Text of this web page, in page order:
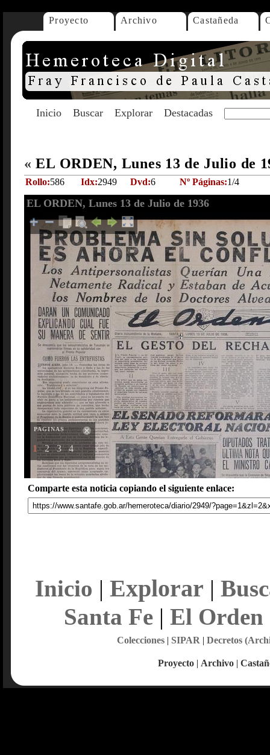
Proyecto Archivo Castañeda
Inicio Buscar Explorar Destacadas
« EL ORDEN, Lunes 13 de Julio de
Rollo:586 Idx:2949 Dvd:6 Nº Páginas:1/4
EL ORDEN, Lunes 13 de Julio de 1936
PAGINAS
1 2 3 4
Comparte esta noticia copiando el siguiente enlace:
Inicio | Explorar |
Santa Fe| El Orden
Colecciones| SIPAR | Decretos
Proyecto | Archivo |